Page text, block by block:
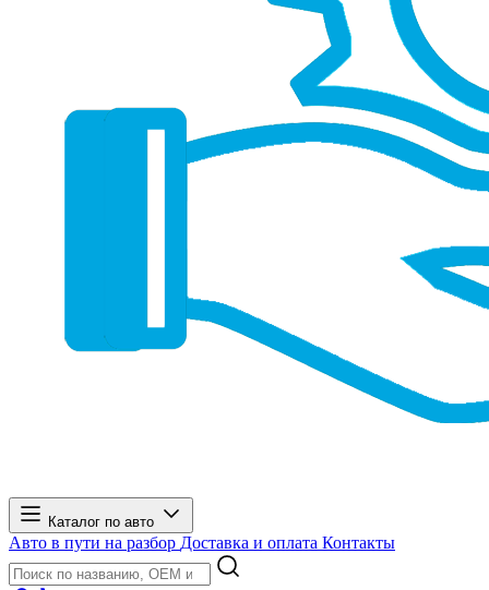
Каталог по авто
Авто в пути на разбор Доставка и оплата Контакты